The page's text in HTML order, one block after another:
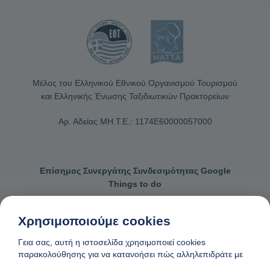
Μέλος του Ελληνικού Εθνικού Οργανισμού Τουρισμού
και Ελληνικής Ένωσης Ταξιδιωτικών Πρακτορείων
Αρ. Αδείας ΜΗ.Τ.Ε.: 1174Ε60000057000
Επίσημος Συνεργάτης Συνδεσιμότητας Google
Things to do
Επικοινωνήστε μαζί μας Γενικοί όροι κρατήσεων
Χρησιμοποιούμε cookies
Γεια σας, αυτή η ιστοσελίδα χρησιμοποιεί cookies
παρακολούθησης για να κατανοήσει πώς αλληλεπιδράτε με